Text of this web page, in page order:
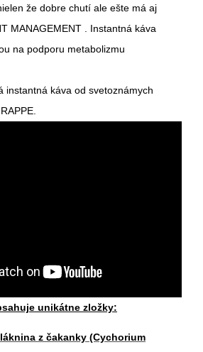
že dobre chutí ale ešte má aj
MANAGEMENT . Instantná káva
na podporu metabolizmu
instantná káva od svetoznámych
unikátne zložky:
z čakanky (Cychorium